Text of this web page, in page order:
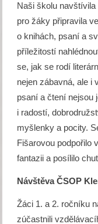
Naši školu
pro žáky připravila
o knihách, psaní a
příležitostí
se, jak se rodí
nejen zábavná, ale i
psaní a čtení nejsou
i radostí,
myšlenky a pocity.
Fišarovou podpořilo
fantazii a posílilo
Návštěva ČSOP
Žáci 1. a 2. ročníku
zúčastnili